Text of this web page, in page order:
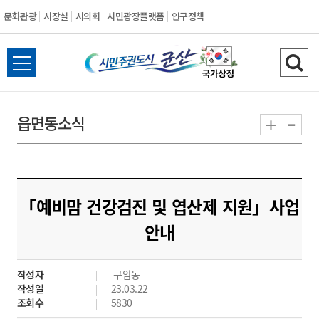
문화관광 시장실 시의회 시민광장플랫폼 인구정책
시
민
도
시
군
산
전
체
뉴
열
검
색
기
읍면동소식 + -
「예비맘 건강검진 및 엽산제 지원」사업
안내
작성자
구암동
작성일
23.03.22
조회수
5830